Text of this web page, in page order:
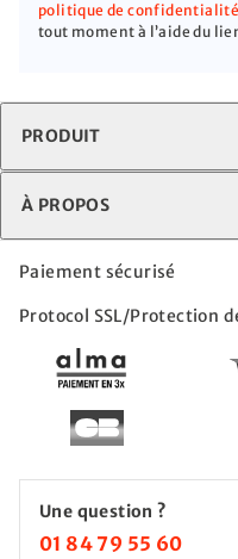
politique de
tout moment à l’aide du
PRODUIT
À PROPOS
Paiement sécurisé
Protocol SSL/Protection
Une question ?
01 84 79 55 60